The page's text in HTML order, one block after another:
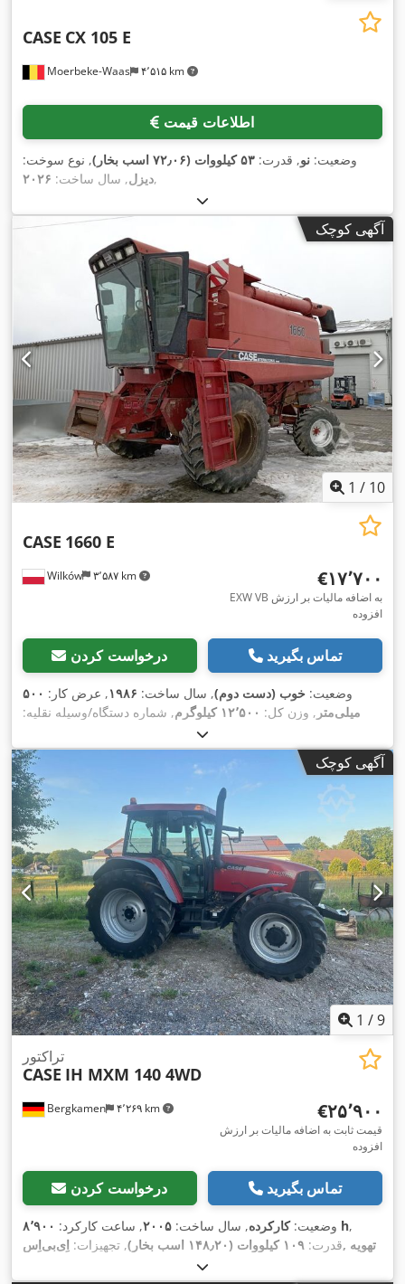
Moerbeke-Waas ۴٬۵۱۵ km
CASE CX 105 E
اطلاعات قیمت
وضعیت: نو, قدرت: ۵۳ کیلووات (۷۲٫۰۶ اسب بخار)
, نوع سوخت:
دیزل, سال ساخت: ۲۰۲۶ ,
آگهی کوچک
1 / 10
Wilków ۳٬۵۸۷ km
CASE 1660 E
‎€۱۷٬۷۰۰
EXW VB به اضافه مالیات بر ارزش
افزوده
درخواست کردن تماس بگیرید
وضعیت: خوب (دست دوم), سال ساخت: ۱۹۸۶, عرض کار: ۵۰۰
میلی‌متر , وزن کل: ۱۲٬۵۰۰ کیلوگرم
, شماره دستگاه/وسیله نقلیه:
آگهی کوچک
1 /9
Bergkamen ۴٬۲۶۹ km
تراکتور
CASE IH MXM 140 4WD
‎€۲۵٬۹۰۰
قیمت ثابت به اضافه مالیات بر ارزش
افزوده
درخواست کردن تماس بگیرید
وضعیت:کارکرده, سال ساخت: ۲۰۰۵, ساعت کارکرد: ۸٬۹۰۰ h,
قدرت: ۱۰۹ کیلووات (۱۴۸٫۲۰ اسب بخار) , تجهیزات: اِی‌بی‌اِس‎, تهویه